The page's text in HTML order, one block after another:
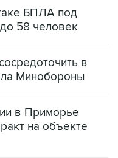
БПЛА под
58 человек
в
Минобороны
в Приморье
на объекте